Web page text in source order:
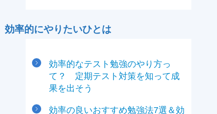
効率的にやりたいひとは
効率的なテスト勉強のやり方っ
て？ 定期テスト対策を知って成
果を出そう
効率の良いおすすめ勉強法7選＆効